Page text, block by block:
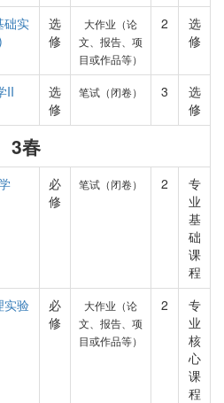
础实
选
修
大作业（论
文、报告、项
目或作品等）
2
选
修
II
选
修
笔试（闭卷） 3
选
修
3春
必
修
笔试（闭卷） 2
专
业
基
础
课
程
实验
必
修
大作业（论
文、报告、项
目或作品等）
2
专
业
核
心
课
程